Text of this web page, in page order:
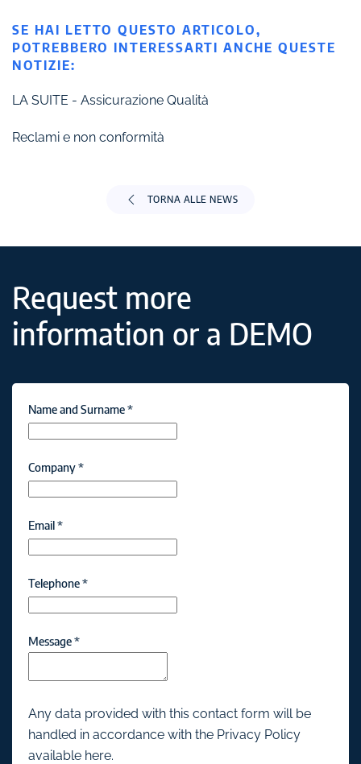
SE HAI LETTO QUESTO ARTICOLO,
POTREBBERO INTERESSARTI ANCHE QUESTE
NOTIZIE:
LA SUITE - Assicurazione Qualità
Reclami e non conformità
TORNA ALLE NEWS
Request more
information or a DEMO
Name and Surname*
Company*
Email*
Telephone*
Message*
Any data provided with this contact form will be
handled in accordance with the Privacy Policy
available here.